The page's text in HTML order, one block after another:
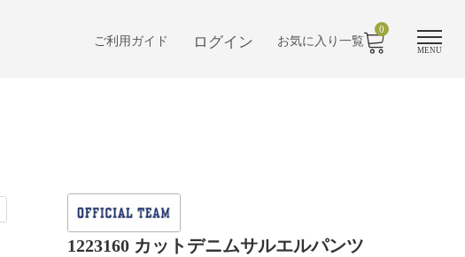
MENU
ご利用ガイド ログイン お気に入り一覧
0
1223160 カットデニムサルエルパンツ